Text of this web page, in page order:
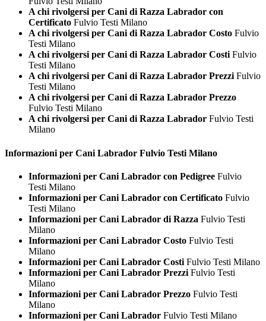
A chi rivolgersi per Cani di Razza Labrador con
Certificato Fulvio Testi Milano
A chi rivolgersi per Cani di Razza Labrador Costo Fulvio
Testi Milano
A chi rivolgersi per Cani di Razza Labrador CostiFulvio
Testi Milano
A chi rivolgersi per Cani di Razza Labrador PrezziFulvio
Testi Milano
A chi rivolgersi per Cani di Razza Labrador Prezzo
Fulvio Testi Milano
A chi rivolgersi per Cani di Razza Labrador Fulvio Testi
Milano
Informazioni per Cani Labrador Fulvio Testi Milano
Informazioni per Cani Labrador con Pedigree Fulvio
Testi Milano
Informazioni per Cani Labrador con Certificato Fulvio
Testi Milano
Informazioni per Cani Labrador di Razza Fulvio Testi
Milano
Informazioni per Cani Labrador Costo Fulvio Testi
Milano
Informazioni per Cani Labrador Costi Fulvio Testi Milano
Informazioni per Cani Labrador Prezzi Fulvio Testi
Milano
Informazioni per Cani Labrador Prezzo Fulvio Testi
Milano
Informazioni per Cani Labrador Fulvio Testi Milano